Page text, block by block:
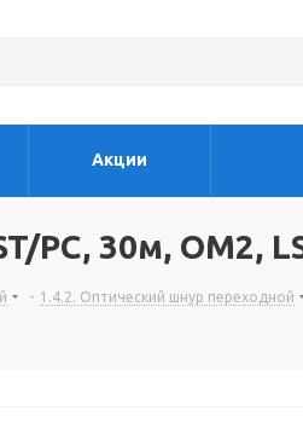
Акции
PC, 30м, OM2,
- 1.4.2. Оптический шнур переходной